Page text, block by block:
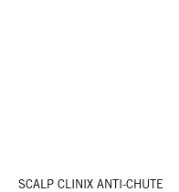
SCALP CLINIX ANTI-CHUTE